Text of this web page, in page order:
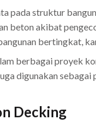
pada struktur
beton akibat
bertingkat,
berbagai proyek
digunakan
Decking